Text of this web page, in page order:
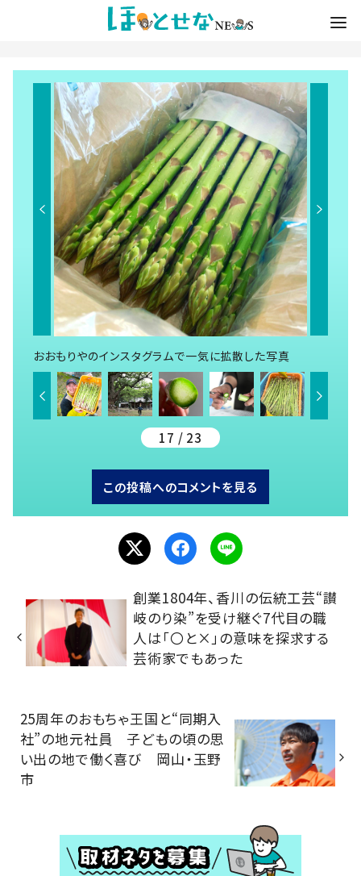
おおもりやのインスタグラムで一気に拡散した写真
17 / 23
この投稿へのコメントを見る
創業1804年、香川の伝統工芸“讃
岐のり染”を受け継ぐ7代目の職
人は「〇と×」の意味を探求する
芸術家でもあった
25周年のおもちゃ王国と“同期入
社”の地元社員 子どもの頃の思
い出の地で働く喜び 岡山・玉野
市